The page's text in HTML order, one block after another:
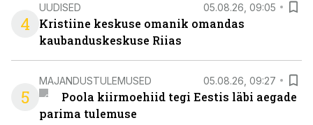
4
UUDISED 05.08.26, 09:05
Kristiine keskuse omanik omandas
kaubanduskeskuse Riias
5
MAJANDUSTULEMUSED 05.08.26, 09:27
Poola kiirmoehiid tegi Eestis läbi aegade
parima tulemuse